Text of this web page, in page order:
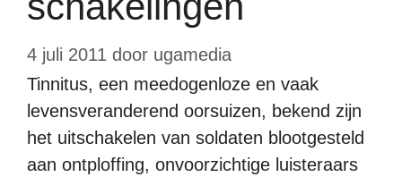
4 juli 2011 door ugamedia
Tinnitus, een meedogenloze en vaak
levensveranderend oorsuizen, bekend zijn
het uitschakelen van soldaten blootgesteld
aan ontploffing, onvoorzichtige luisteraars